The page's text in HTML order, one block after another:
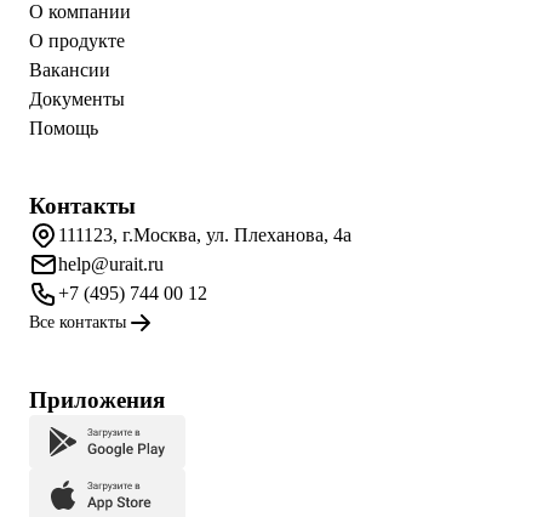
О компании
О продукте
Вакансии
Документы
Помощь
Контакты
111123, г.Москва, ул. Плеханова, 4а
help@urait.ru
+7 (495) 744 00 12
Все контакты
Приложения